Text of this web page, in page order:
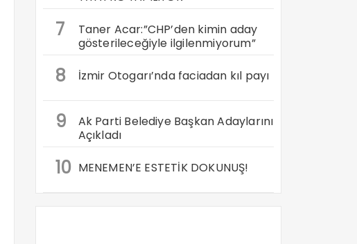
7
Taner Acar:”CHP’den kimin aday
gösterileceğiyle ilgilenmiyorum”
8 İzmir Otogarı’nda faciadan kıl payı
9
Ak Parti Belediye Başkan Adaylarını
Açıkladı
10 MENEMEN’E ESTETİK DOKUNUŞ!